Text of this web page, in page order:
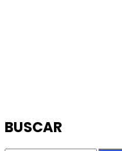
BUSCAR